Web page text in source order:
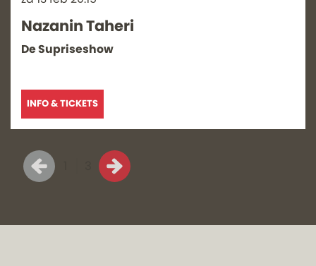
Nazanin Taheri
De Supriseshow
INFO & TICKETS